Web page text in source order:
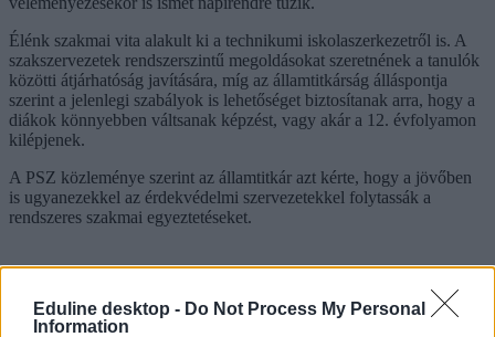
Eduline desktop - Do Not Process My Personal
Information
Élénk szakmai vita alakult ki a technikumi iskolaszerkezetről is. A
szakszervezetek rendszerszintű megoldásokat szeretnének a tanulók
közötti átjárhatóság javítására, míg az államtitkárság álláspontja
szerint a jelenlegi szabályok is lehetőséget biztosítanak arra, hogy a
diákok könnyebben váltsanak képzést, vagy akár a 12. évfolyamon
kilépjenek.
A PSZ közleménye szerint az államtitkár azt kérte, hogy a jövőben
is ugyanezekkel az érdekvédelmi szervezetekkel folytassák a
rendszeres szakmai egyeztetéseket.
Pedagógusok, dolgozók a szakképzésről: „Nem
diákbarát, nem oktatóbarát, pedagógiailag meg